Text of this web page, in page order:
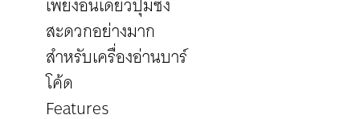
สะดวกอย่างมาก
สำหรับเครื่องอ่านบาร์
โค้ด
Features